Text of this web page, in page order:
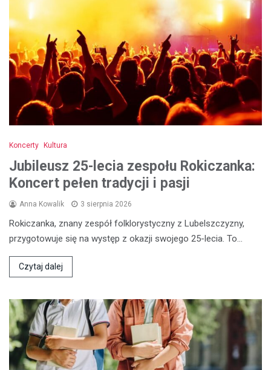
Koncerty Kultura
Jubileusz 25-lecia zespołu Rokiczanka:
Koncert pełen tradycji i pasji
Anna Kowalik 3 sierpnia 2026
Rokiczanka, znany zespół folklorystyczny z Lubelszczyzny,
przygotowuje się na występ z okazji swojego 25-lecia. To…
Czytaj dalej